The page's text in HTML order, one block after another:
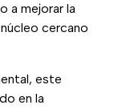
a mejorar la
cercano
este
en la